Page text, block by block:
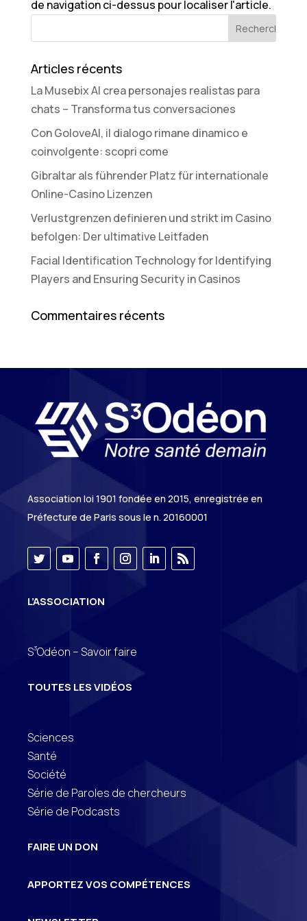
de navigation ci-dessus pour localiser l'article.
Articles récents
La Musebix AI crea personajes realistas para
chats – Transforma tus conversaciones
Con GoloveAI, il dialogo rimane dinamico e
coinvolgente: scopri come
Gibraltar als führender Platz für internationale
Online-Casino Lizenzen
Verlustgrenzen definieren und strikt im Casino
befolgen: Der ultimative Leitfaden
Facial Identification Technology for Identifying
Players and Ensuring Security in Casinos
Commentaires récents
Association loi 1901 fondée en 2015, enregistrée en
Préfecture de Paris sous le n. 20160001
L’ASSOCIATION
S3Odéon – Savoir faire
TOUTES LES VIDÉOS
Sciences
Santé
Société
Série de Paroles de chercheurs
Série de Podcasts
FAIRE UN DON
APPORTEZ VOS COMPÉTENCES